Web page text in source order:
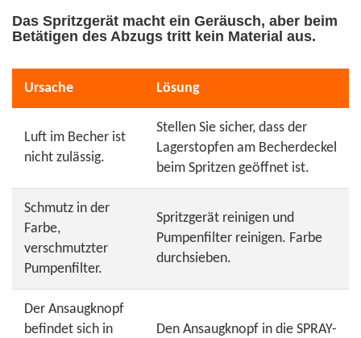
Das Spritzgerät macht ein Geräusch, aber beim
Betätigen des Abzugs tritt kein Material aus.
Ursache Lösung
Luft im Becher ist
nicht zulässig.
Stellen Sie sicher, dass der
Lagerstopfen am Becherdeckel
beim Spritzen geöffnet ist.
Schmutz in der
Farbe,
verschmutzter
Pumpenfilter.
Spritzgerät reinigen und
Pumpenfilter reinigen. Farbe
durchsieben.
Der Ansaugknopf
befindet sich in
Den Ansaugknopf in die SPRAY-